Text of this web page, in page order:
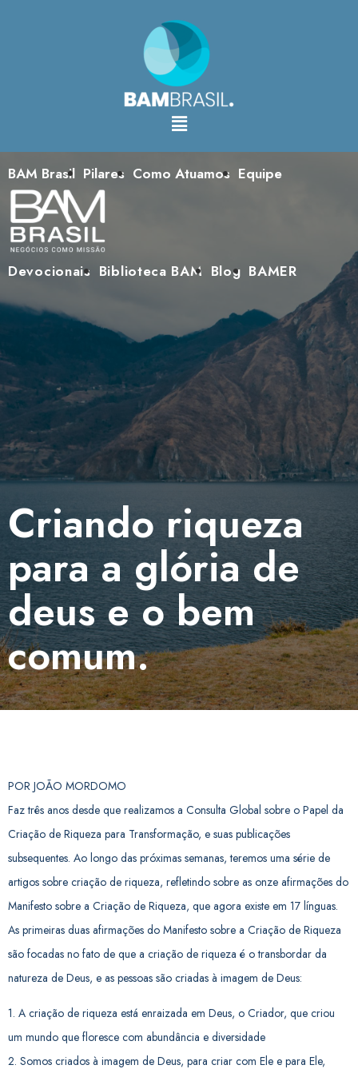
BAM Brasil Pilares Como Atuamos Equipe
Devocionais Biblioteca BAM Blog BAMER
Criando riqueza
para a glória de
deus e o bem
comum.
POR JOÃO MORDOMO
Faz três anos desde que realizamos a Consulta Global sobre o Papel da
Criação de Riqueza para Transformação, e suas publicações
subsequentes. Ao longo das próximas semanas, teremos uma série de
artigos sobre criação de riqueza, refletindo sobre as onze afirmações do
Manifesto sobre a Criação de Riqueza, que agora existe em 17 línguas.
As primeiras duas afirmações do Manifesto sobre a Criação de Riqueza
são focadas no fato de que a criação de riqueza é o transbordar da
natureza de Deus, e as pessoas são criadas à imagem de Deus:
1. A criação de riqueza está enraizada em Deus, o Criador, que criou
um mundo que floresce com abundância e diversidade
2. Somos criados à imagem de Deus, para criar com Ele e para Ele,